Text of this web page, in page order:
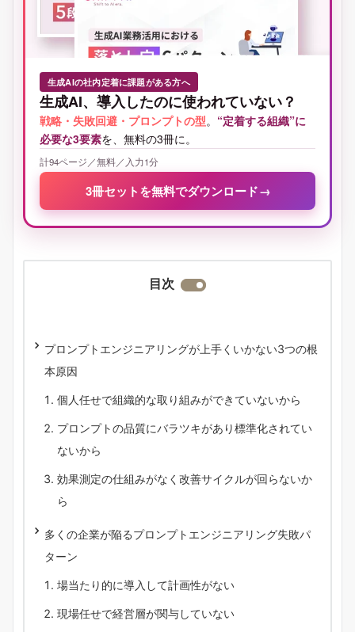
生成AIの社内定着に課題がある方へ
生成AI、導入したのに使われていない？
戦略・失敗回避・プロンプトの型。 “定着する組織”に
必要な3要素を、無料の3冊に。
計94ページ／無料／入力1分
3冊セットを無料でダウンロード→
目次
プロンプトエンジニアリングが上手くいかない3つの根
本原因
個人任せで組織的な取り組みができていないから
プロンプトの品質にバラツキがあり標準化されてい
ないから
効果測定の仕組みがなく改善サイクルが回らないか
ら
多くの企業が陥るプロンプトエンジニアリング失敗パ
ターン
場当たり的に導入して計画性がない
現場任せで経営層が関与していない